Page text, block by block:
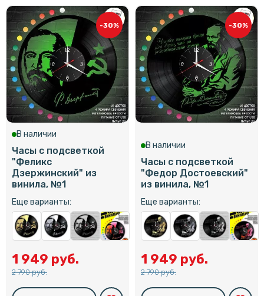
-30%
В наличии
Часы с подсветкой
"Феликс
Дзержинский" из
винила, №1
Еще варианты:
1 949 руб.
2 790 руб.
-30%
В наличии
Часы с подсветкой
"Федор Достоевский"
из винила, №1
Еще варианты:
1 949 руб.
2 790 руб.